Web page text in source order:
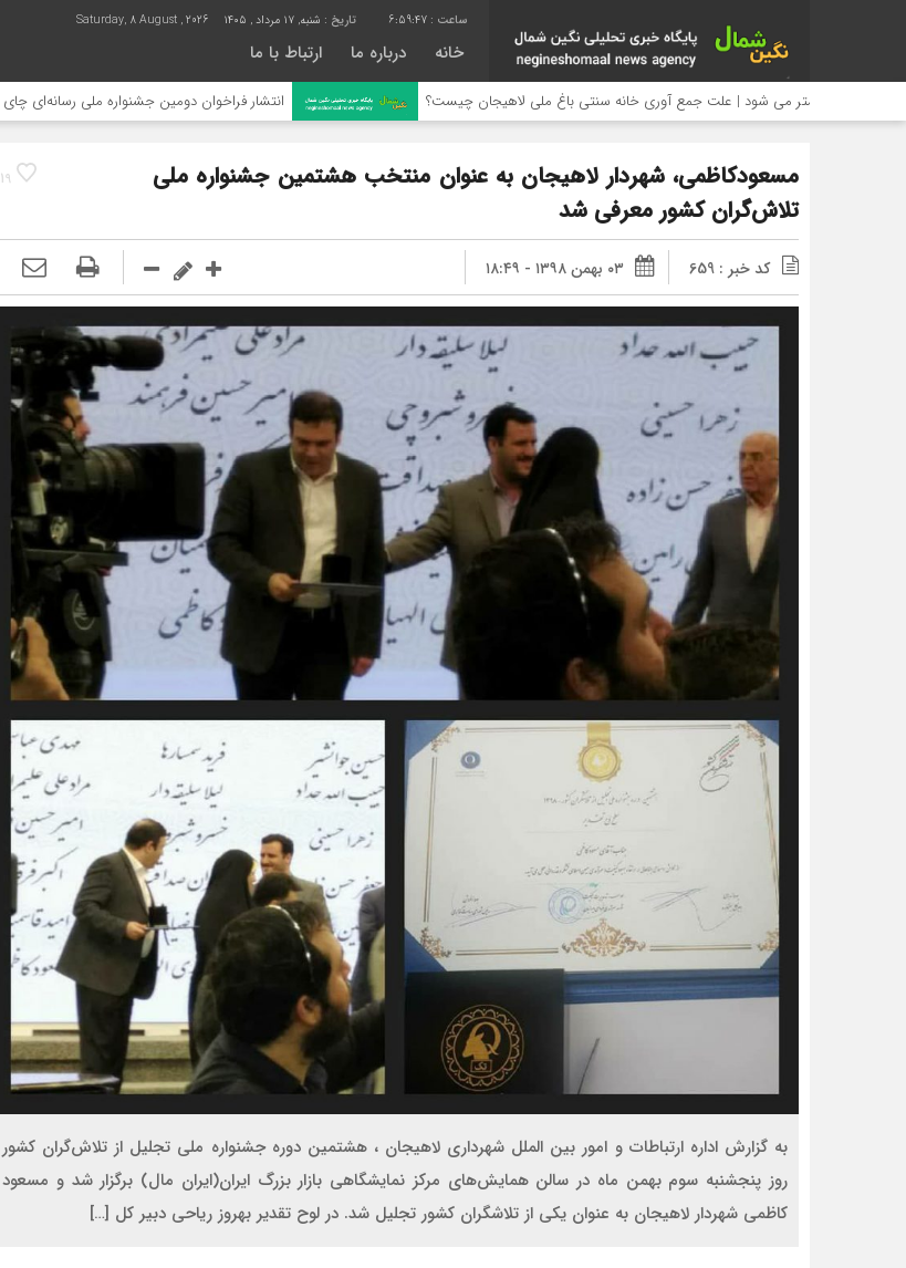
6:59:48 تاریخ : شنبه, ۱۷ مرداد , ۱۴۰۵ Saturday, 8 August , 2026
خانه درباره ما ارتباط با ما
بیشتر می شود | علت جمع آوری خانه سنتی باغ ملی لاهیجان چیست؟ انتشار فراخوان دومین جشنواره ملی رسانه‌ای چای
19
مسعودکاظمی، شهردار لاهیجان به عنوان منتخب هشتمین جشنواره ملی
تلاش‌گران کشور معرفی شد
کد خبر : 659 ۰۳ بهمن ۱۳۹۸ - ۱۸:۴۹
به گزارش اداره ارتباطات و امور بین الملل شهرداری لاهیجان ، هشتمین دوره جشنواره ملی تجلیل از تلاش‌گران کشور
روز پنجشنبه سوم بهمن ماه در سالن همایش‌های مرکز نمایشگاهی بازار بزرگ ایران(ایران مال) برگزار شد و مسعود
کاظمی شهردار لاهیجان به عنوان یکی از تلاشگران کشور تجلیل شد. در لوح تقدیر بهروز ریاحی دبیر کل […]